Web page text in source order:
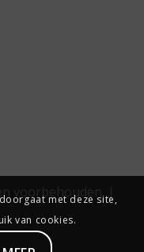
voorbehouden. |
met deze site,
van cookies.